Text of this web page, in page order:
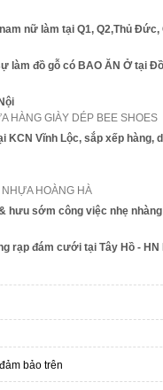
HÀNG GIÀY DÉP BEE SHOES
HOÀNG HÀ
hưu sớm công việc nhẹ nhàng
bảo trên